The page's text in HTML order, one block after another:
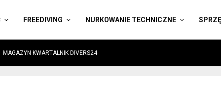
FREEDIVING NURKOWANIE TECHNICZNE
MAGAZYN KWARTALNIK DIVERS24